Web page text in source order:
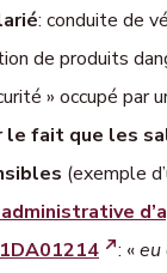
: conduite de
de produits
» occupé par
le fait que les
(exemple
: «eu